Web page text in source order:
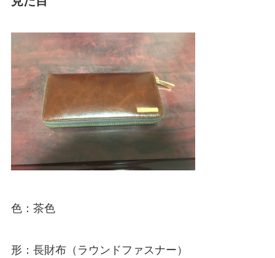
色：茶色
形：長財布（ラウンドファスナー）